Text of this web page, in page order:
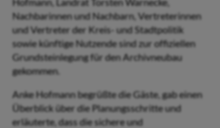
Nachbarinnen und Nachbarn, Vertreterinnen
und Vertreter der Kreis- und Stadtpolitik
sowie künftige Nutzende sind zur offiziellen
Grundsteinlegung für den Archivneubau
gekommen.
Anke Hofmann begrüßte die Gäste, gab einen
Überblick über die Planungsschritte und
erläuterte, dass die sichere und